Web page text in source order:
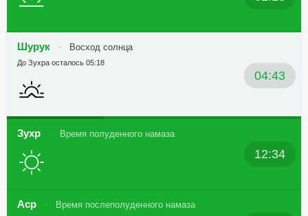
Шурук Восход солнца
04:43
До Зухра осталось 05:18
Зухр Время полуденного намаза
12:34
Аср Время послеполуденного намаза